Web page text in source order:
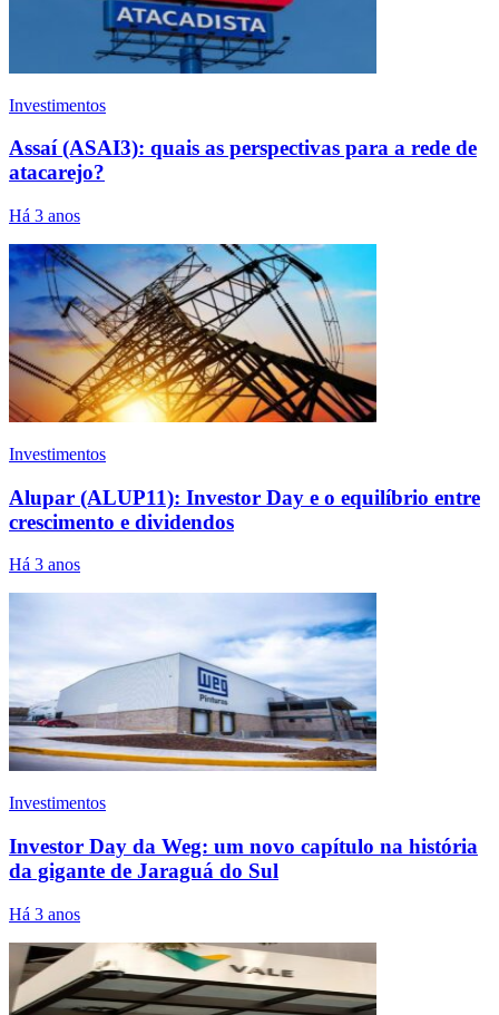
Investimentos
Assaí (ASAI3): quais as perspectivas para a rede de
atacarejo?
Há 3 anos
Investimentos
Alupar (ALUP11): Investor Day e o equilíbrio entre
crescimento e dividendos
Há 3 anos
Investimentos
Investor Day da Weg: um novo capítulo na história
da gigante de Jaraguá do Sul
Há 3 anos